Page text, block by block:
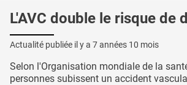
L'AVC double le risque de
Actualité publiée il y a 7 années 10 mois
Selon l'Organisation mondiale de la
personnes subissent un accident